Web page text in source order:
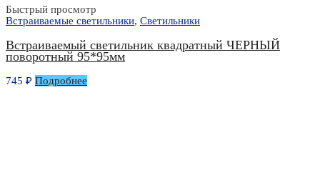
Быстрый просмотр
Встраиваемые светильники, Светильники
Встраиваемый светильник квадратный ЧЕРНЫЙ
поворотный 95*95мм
745 ₽ Подробнее